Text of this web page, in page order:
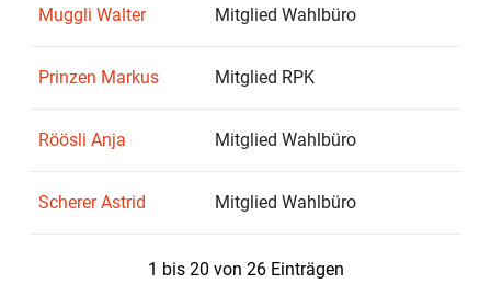
Muggli Walter Mitglied Wahlbüro
Prinzen Markus Mitglied RPK
Röösli Anja Mitglied Wahlbüro
Scherer Astrid Mitglied Wahlbüro
1 bis 20 von 26 Einträgen